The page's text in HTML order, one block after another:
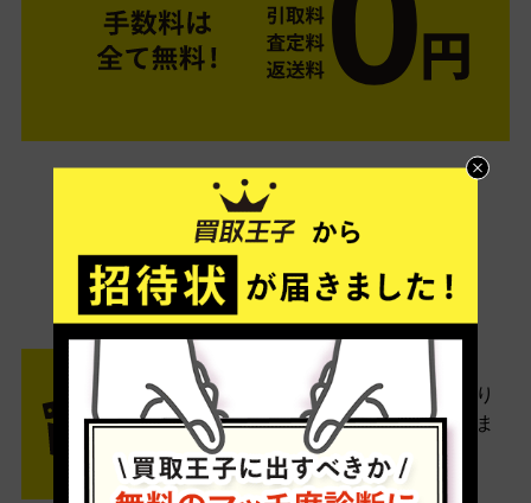
ご利用は簡単3ステップ
- FLOW -
STEP1 お申込み・梱包
ネットでお申込みしたら、箱に売り
たい商品をいろいろ詰めて梱包しま
す。